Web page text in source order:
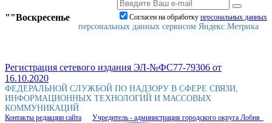
""Воскресенье Согласен на обработку персональныx данных
персональных данных сервисом Яндекс.Метрика
Регистрация сетевого издания ЭЛ-№ФС77-79306 от
16.10.2020
ФЕДЕРАЛЬНОЙ СЛУЖБОЙ ПО НАДЗОРУ В СФЕРЕ СВЯЗИ,
ИНФОРМАЦИОННЫХ ТЕХНОЛОГИЙ И МАССОВЫХ
КОММУНИКАЦИЙ
Контакты редакции сайта Учредитель - администрация городского округа Лобня